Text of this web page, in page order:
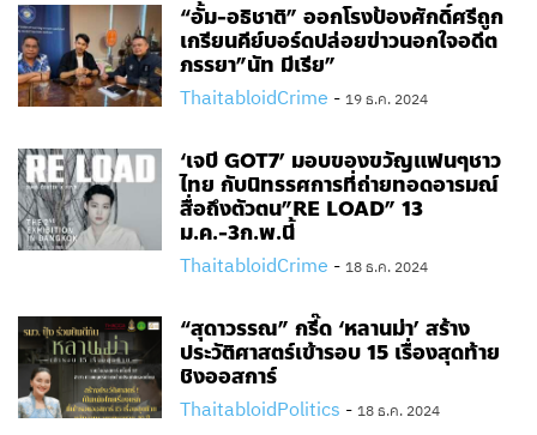
“อั้ม-อธิชาติ” ออกโรงป้องศักดิ์ศรีถูก
เกรียนคีย์บอร์ดปล่อยข่าวนอกใจอดีต
ภรรยา”นัท มีเรีย”
ThaitabloidCrime - 19 ธ.ค. 2024
‘เจบี GOT7’ มอบของขวัญแฟนๆชาว
ไทย กับนิทรรศการที่ถ่ายทอดอารมณ์
สื่อถึงตัวตน”RE LOAD” 13
ม.ค.-3ก.พ.นี้
ThaitabloidCrime - 18 ธ.ค. 2024
“สุดาวรรณ” กรี๊ด ‘หลานม่า’ สร้าง
ประวัติศาสตร์เข้ารอบ 15 เรื่องสุดท้าย
ชิงออสการ์
ThaitabloidPolitics - 18 ธ.ค. 2024